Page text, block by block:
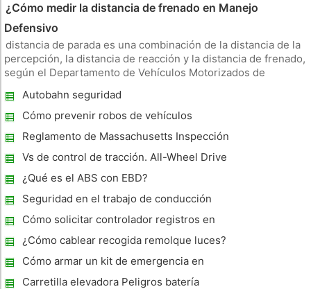
¿Cómo medir la distancia de frenado en Manejo
Defensivo
distancia de parada es una combinación de la distancia de la
percepción, la distancia de reacción y la distancia de frenado,
según el Departamento de Vehículos Motorizados de
como resultado de las condiciones de velocidad y la carretera
es
Autobahn seguridad
Cómo prevenir robos de vehículos
Reglamento de Massachusetts Inspección
Car
Vs de control de tracción. All-Wheel Drive
¿Qué es el ABS con EBD?
Seguridad en el trabajo de conducción
Cómo solicitar controlador registros en
persona en Texas DPS
¿Cómo cablear recogida remolque luces?
Cómo armar un kit de emergencia en
carretera
Carretilla elevadora Peligros batería